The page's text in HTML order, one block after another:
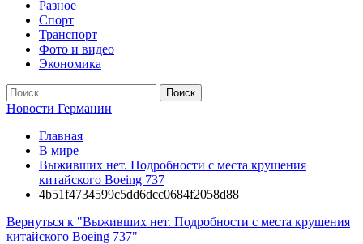
Разное
Спорт
Транспорт
Фото и видео
Экономика
Новости Германии
Главная
В мире
Выживших нет. Подробности с места крушения
китайского Boeing 737
4b51f4734599c5dd6dcc0684f2058d88
Вернуться к "Выживших нет. Подробности с места крушения
китайского Boeing 737"